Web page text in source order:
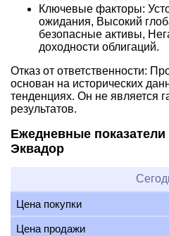
Ключевые факторы:
ожидания, Высокий
безопасные активы,
доходности облигаций.
Отказ от ответственности:
основан на исторических
тенденциях. Он не является
результатов.
Ежедневные
Эквадор
Цена покупки
Цена продажи